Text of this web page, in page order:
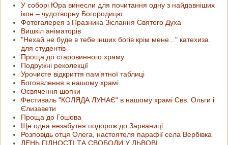
У соборі Юра винесли для почитання одну з найдавніших
ікон ‒ чудотворну Богородицю
Фотогалерея з Празника Зіслання Святого Духа
Вишкіл аніматорів
"Нехай не буде в тебе інших богів крім мене..." катехиза
для студентів
Проща до старовинного храму
Подружні реколекції
Урочисте відкриття пам’ятної таблиці
Богоявлення в нашому храмі
Освячення шопки
Фестиваль "КОЛЯДА ЛУНАЄ" в нашому храмі Свв. Ольги і
Єлизавети
Проща до Гошова
Ще одна незабутня подорож до Зарваниці
Розповідь отця Олега, настоятеля парафії села Вербівка
ДЕНЬ ГІДНОСТІ ТА СВОБОДИ У ЛЬВОВІ